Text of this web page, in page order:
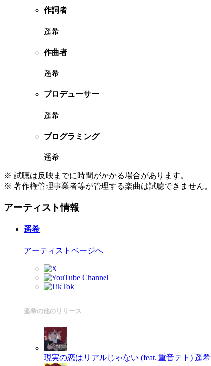
作詞者
遥希
作曲者
遥希
プロデューサー
遥希
プログラミング
遥希
※ 試聴は反映までに時間がかかる場合があります。
※ 著作権管理事業者等が管理する楽曲は試聴できません。
アーティスト情報
遥希
アーティストページへ
遥希の他のリリース
現実の恋はリアルじゃない (feat. 重音テト) 遥希